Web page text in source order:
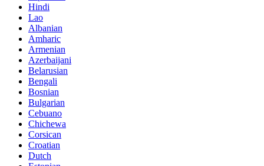
Hindi
Lao
Albanian
Amharic
Armenian
Azerbaijani
Belarusian
Bengali
Bosnian
Bulgarian
Cebuano
Chichewa
Corsican
Croatian
Dutch